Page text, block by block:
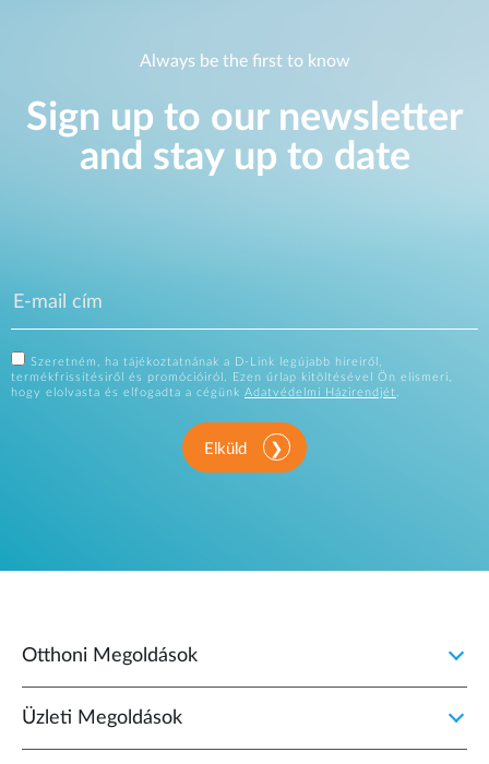
Always be the first to know
Sign up to our newsletter
and stay up to date
Szeretném, ha tájékoztatnának a D-Link legújabb híreiről,
termékfrissítésiről és promócióiról. Ezen űrlap kitöltésével Ön elismeri,
hogy elolvasta és elfogadta a cégünk Adatvédelmi Házirendjét.
Elküld
Otthoni Megoldások
Üzleti Megoldások